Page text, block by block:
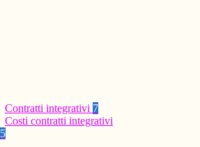
Contratti integrativi 7
Costi contratti integrativi
5